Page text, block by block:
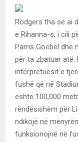
Rodgers tha se ai
e Rihanna-s, i cili
Parris Goebel dhe
për ta zbatuar atë.
interpretuesit e
fushë që në
është 100,000
rëndësishëm për
ndikojë në
funksionojnë në